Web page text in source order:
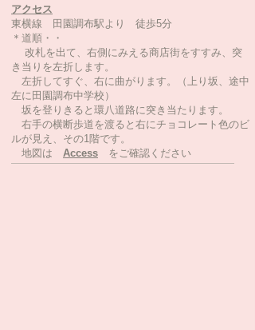
アクセス
東横線 田園調布駅より 徒歩5分
＊道順・・
改札を出て、右側にみえる商店街をすすみ、突
き当りを左折します。
左折してすぐ、右に曲がります。（上り坂、途中
左に田園調布中学校）
坂を登りきると環八道路に突き当たります。
右手の横断歩道を渡ると右にチョコレート色のビ
ルが見え、その1階です。
地図は Access をご確認ください